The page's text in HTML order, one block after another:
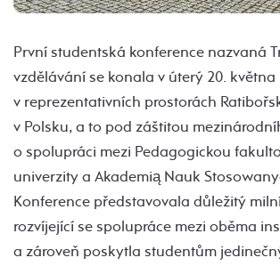
První studentská konference nazvaná
vzdělávání se konala v úterý 20. května
v reprezentativních prostorách
v Polsku, a to pod záštitou
o spolupráci mezi Pedagogickou
univerzity a Akademią Nauk
Konference představovala důležitý
rozvíjející se spolupráce mezi oběma
a zároveň poskytla studentům